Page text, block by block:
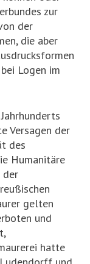
zur
der
die aber
Logen im
Versagen der
des
Humanitäre
der
gelten
und
hatte